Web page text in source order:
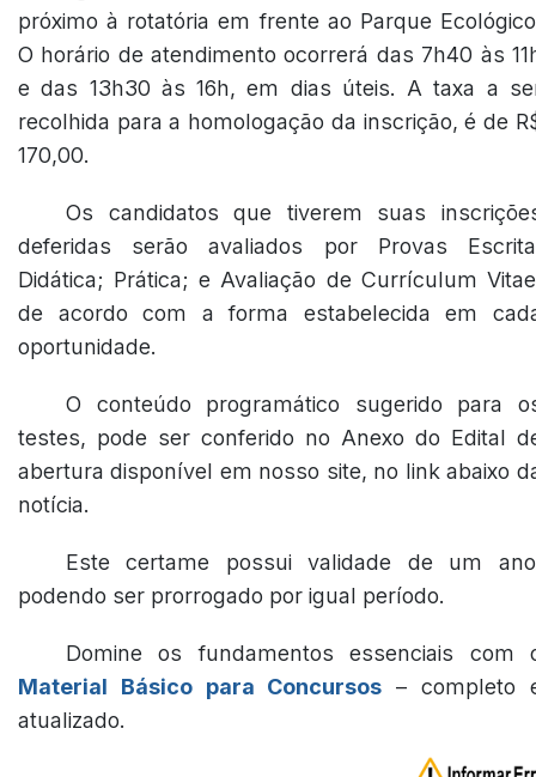
próximo à rotatória em frente ao Parque
O horário de atendimento ocorrerá das 7h40 às
e das 13h30 às 16h, em dias úteis. A taxa a
recolhida para a homologação da inscrição, é de
170,00.
Os candidatos que tiverem suas
deferidas serão avaliados por Provas
Didática; Prática; e Avaliação de Currículum
de acordo com a forma estabelecida em
oportunidade.
O conteúdo programático sugerido para
testes, pode ser conferido no Anexo do Edital
abertura disponível em nosso site, no link abaixo
notícia.
Este certame possui validade de um
podendo ser prorrogado por igual período.
Domine os fundamentos essenciais com
Material Básico para Concursos – completo
atualizado.